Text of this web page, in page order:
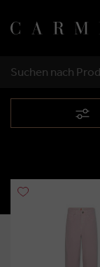
SUCHEN